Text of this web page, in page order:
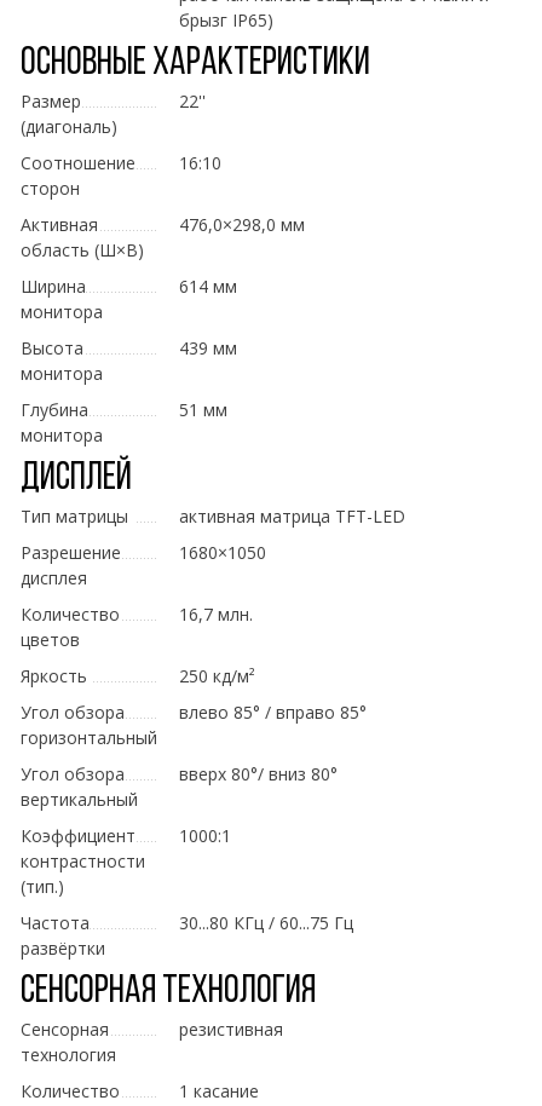
брызг IP65)
Основные характеристики
Размер
(диагональ)
22''
Соотношение
сторон
16:10
Активная
область (Ш×В)
476,0×298,0 мм
Ширина
монитора
614 мм
Высота
монитора
439 мм
Глубина
монитора
51 мм
Дисплей
Тип матрицы
активная матрица TFT-LED
Разрешение
дисплея
1680×1050
Количество
цветов
16,7 млн.
Яркость
250 кд/м²
Угол обзора
горизонтальный
влево 85° / вправо 85°
Угол обзора
вертикальный
вверх 80°/ вниз 80°
Коэффициент
контрастности
(тип.)
1000:1
Частота
развёртки
30...80 КГц / 60...75 Гц
Сенсорная технология
Сенсорная
технология
резистивная
Количество
1 касание